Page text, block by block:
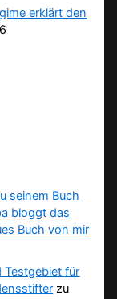
erklärt den
seinem Buch
bloggt das
Buch von mir
Testgebiet für
zu